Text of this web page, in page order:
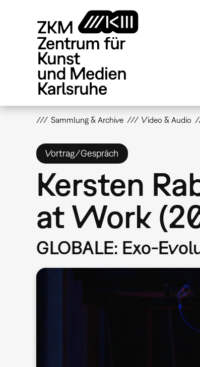
Sammlung & Archive Video & Audio
Vortrag/Gespräch
Kersten
at Work
GLOBALE: Exo-